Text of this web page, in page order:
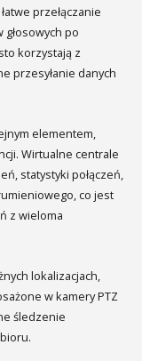
przełączanie
głosowych po
korzystają z
przesyłanie danych
elementem,
Wirtualne centrale
statystyki połączeń,
co jest
z wieloma
lokalizacjach,
w kamery PTZ
śledzenie